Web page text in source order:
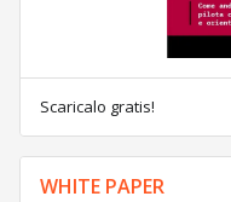
Scaricalo gratis!
WHITE PAPER